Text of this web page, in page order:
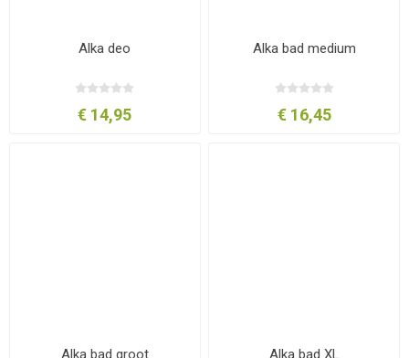
Alka deo
€ 14,95
Alka bad medium
€ 16,45
Alka bad groot Alka bad XL